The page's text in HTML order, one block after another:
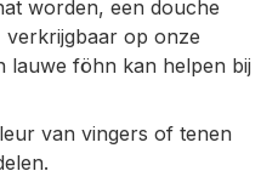
worden, een douche
verkrijgbaar op onze
lauwe föhn kan helpen bij
van vingers of tenen